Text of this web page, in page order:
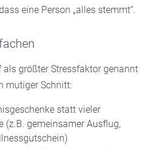
eine Person „alles stemmt“.
als größter Stressfaktor genannt
mutiger Schnitt:
statt vieler
(z.B. gemeinsamer Ausflug,